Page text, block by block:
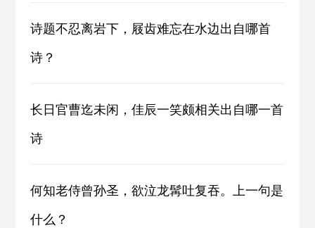
诗题不忍离岩下，屐齿难忘在水边出自哪首
诗？
长日官曹迄未闲，佳辰一笑颇相关出自哪一首
诗
何知老侍曾孙圣，欲泣龙髯吐复吞。上一句是
什么？